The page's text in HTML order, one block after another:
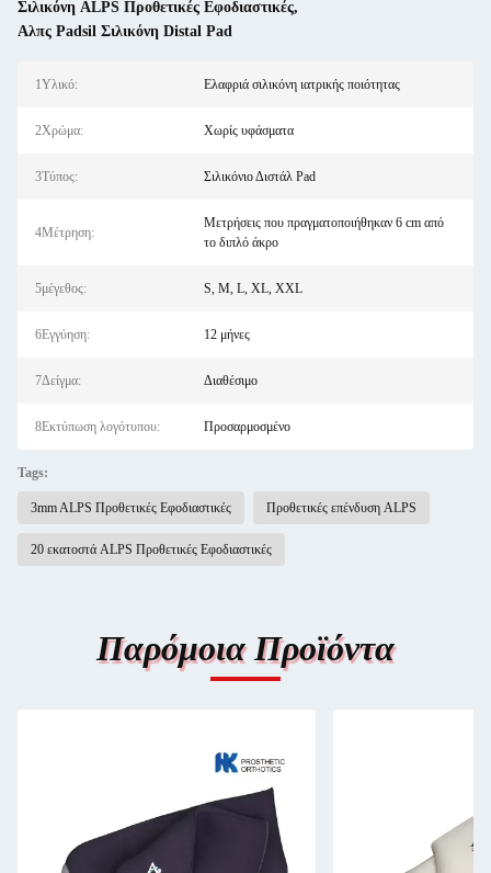
Σιλικόνη ALPS Προθετικές Εφοδιαστικές,
Αλπς Padsil Σιλικόνη Distal Pad
1Υλικό: Ελαφριά σιλικόνη ιατρικής ποιότητας
2Χρώμα: Χωρίς υφάσματα
3Τύπος: Σιλικόνιο Διστάλ Pad
4Μέτρηση:
Μετρήσεις που πραγματοποιήθηκαν 6 cm από
το διπλό άκρο
5μέγεθος: S, M, L, XL, XXL
6Εγγύηση: 12 μήνες
7Δείγμα: Διαθέσιμο
8Εκτύπωση λογότυπου: Προσαρμοσμένο
Tags:
3mm ALPS Προθετικές Εφοδιαστικές Προθετικές επένδυση ALPS
20 εκατοστά ALPS Προθετικές Εφοδιαστικές
Παρόμοια Προϊόντα